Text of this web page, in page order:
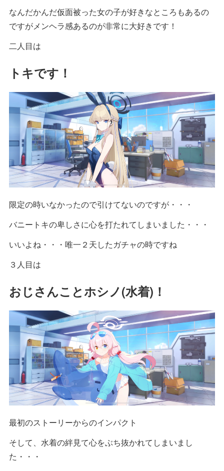
なんだかんだ仮面被った女の子が好きなところもあるの
ですがメンヘラ感あるのが非常に大好きです！
二人目は
トキです！
限定の時いなかったので引けてないのですが・・・
バニートキの卑しさに心を打たれてしまいました・・・
いいよね・・・唯一２天したガチャの時ですね
３人目は
おじさんことホシノ(水着)！
最初のストーリーからのインパクト
そして、水着の絆見て心をぶち抜かれてしまいまし
た・・・